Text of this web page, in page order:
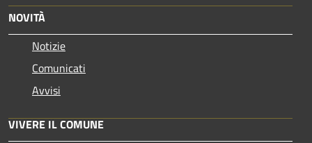
NOVITÀ
Notizie
Comunicati
Avvisi
VIVERE IL COMUNE